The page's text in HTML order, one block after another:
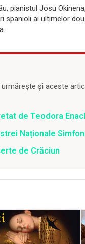
pianistul Josu
ai ultimelor
și aceste
de Teodora
Naționale
de Crăciun